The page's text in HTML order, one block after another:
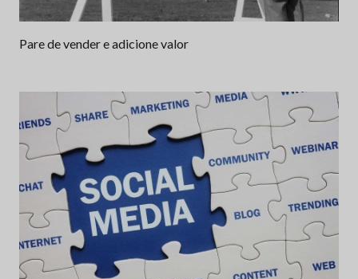
Pare de vender e adicione valor